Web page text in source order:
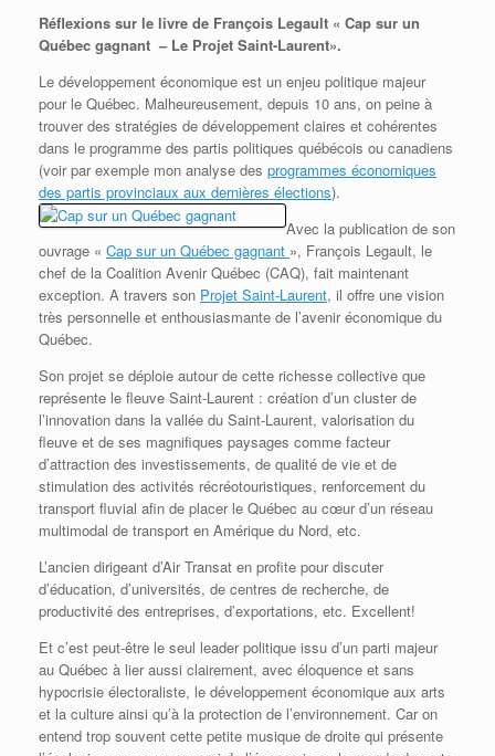
Réflexions sur le livre de François Legault « Cap sur un
Québec gagnant – Le Projet Saint-Laurent».
Le développement économique est un enjeu politique majeur
pour le Québec. Malheureusement, depuis 10 ans, on peine à
trouver des stratégies de développement claires et cohérentes
dans le programme des partis politiques québécois ou canadiens
(voir par exemple mon analyse des programmes économiques
des partis provinciaux aux dernières élections).
Avec la publication de son
ouvrage « Cap sur un Québec gagnant », François Legault, le
chef de la Coalition Avenir Québec (CAQ), fait maintenant
exception. A travers son Projet Saint-Laurent, il offre une vision
très personnelle et enthousiasmante de l’avenir économique du
Québec.
Son projet se déploie autour de cette richesse collective que
représente le fleuve Saint-Laurent : création d’un cluster de
l’innovation dans la vallée du Saint-Laurent, valorisation du
fleuve et de ses magnifiques paysages comme facteur
d’attraction des investissements, de qualité de vie et de
stimulation des activités récréotouristiques, renforcement du
transport fluvial afin de placer le Québec au cœur d’un réseau
multimodal de transport en Amérique du Nord, etc.
L’ancien dirigeant d’Air Transat en profite pour discuter
d’éducation, d’universités, de centres de recherche, de
productivité des entreprises, d’exportations, etc. Excellent!
Et c’est peut-être le seul leader politique issu d’un parti majeur
au Québec à lier aussi clairement, avec éloquence et sans
hypocrisie électoraliste, le développement économique aux arts
et la culture ainsi qu’à la protection de l’environnement. Car on
entend trop souvent cette petite musique de droite qui présente